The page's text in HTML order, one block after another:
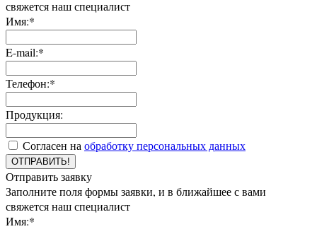
свяжется наш специалист
Имя:*
E-mail:*
Телефон:*
Продукция:
Согласен на обработку персональных данных
ОТПРАВИТЬ!
Отправить заявку
Заполните поля формы заявки, и в ближайшее с вами
свяжется наш специалист
Имя:*